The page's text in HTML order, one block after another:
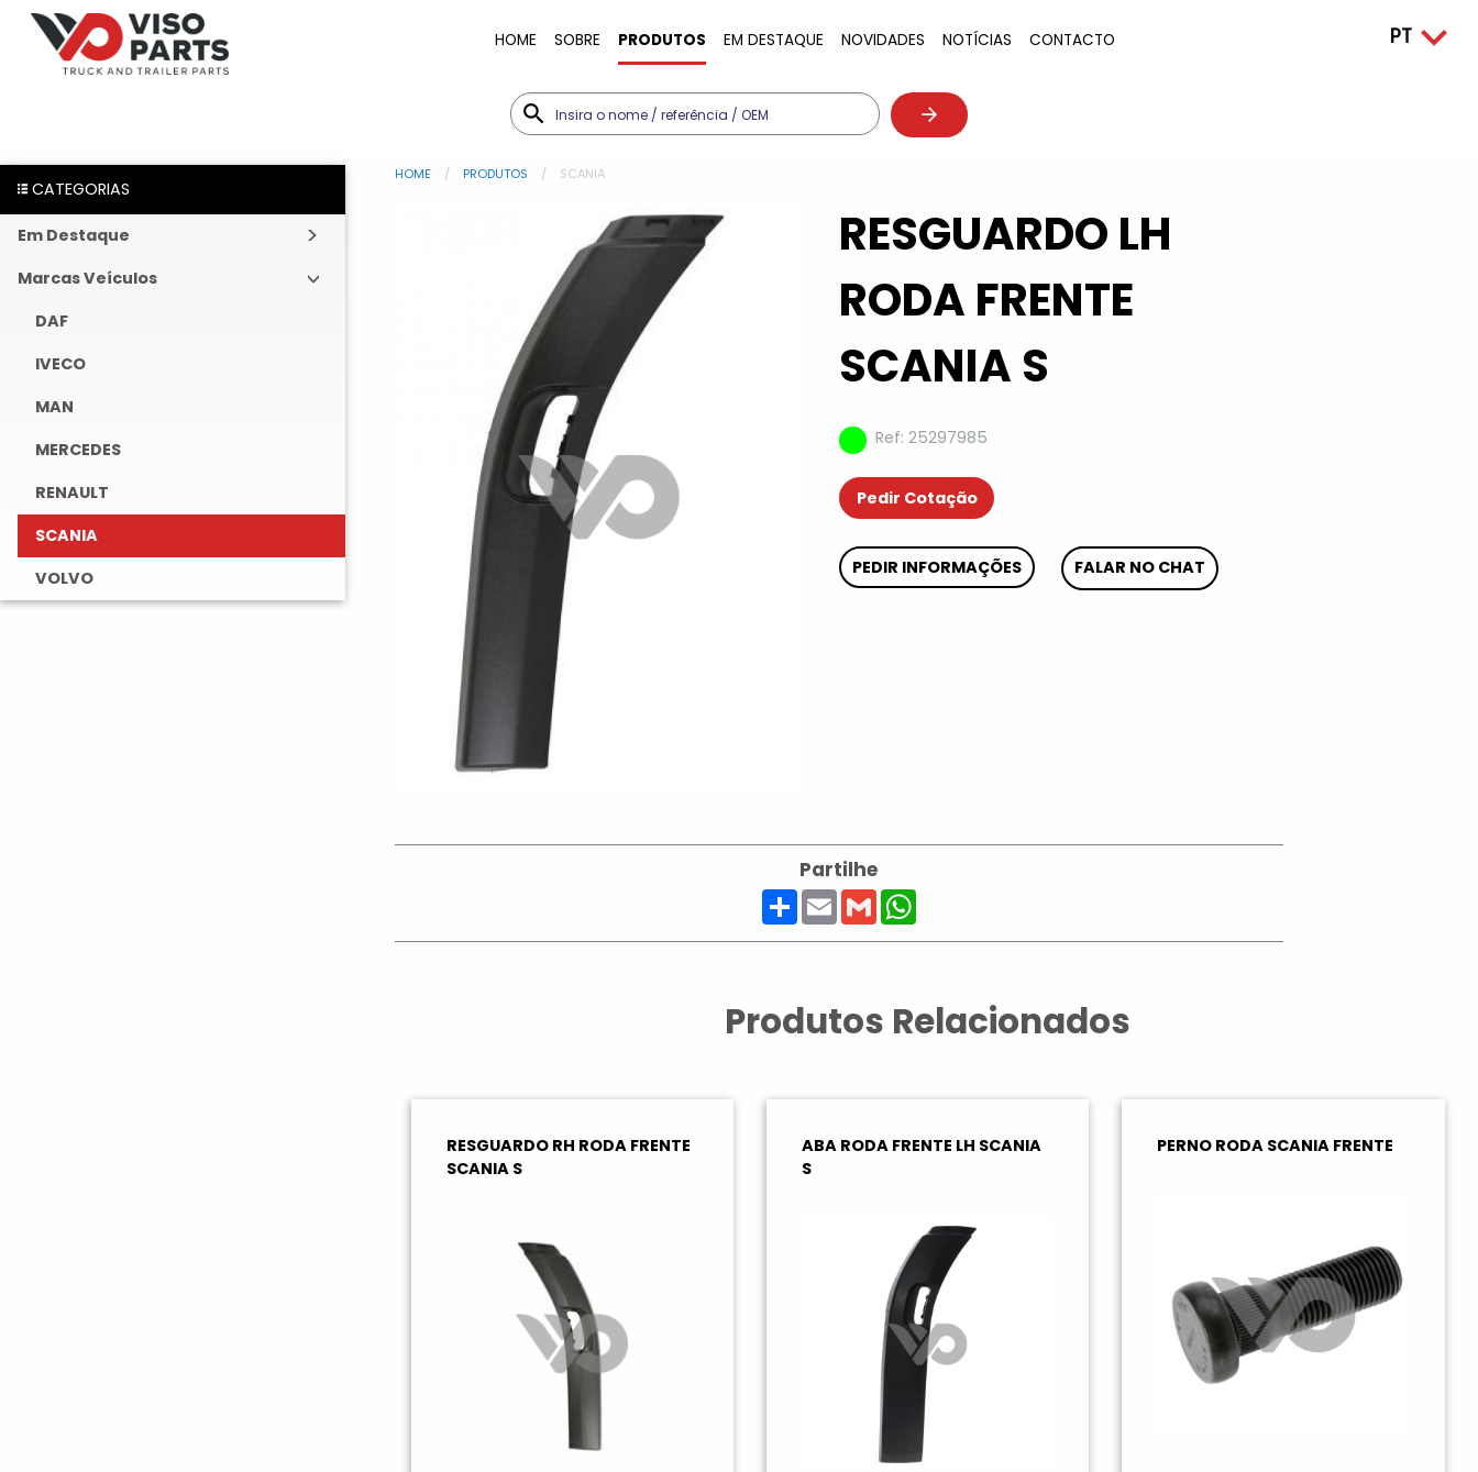
HOME SOBRE PRODUTOS EM DESTAQUE NOVIDADES NOTÍCIAS CONTACTO
CATEGORIAS
Em Destaque
Marcas Veículos
DAF
IVECO
MAN
MERCEDES
RENAULT
SCANIA
VOLVO
HOME PRODUTOS SCANIA
RESGUARDO LH
RODA FRENTE
SCANIA S
Ref: 25297985
Pedir Cotação
PEDIR INFORMAÇÕES FALAR NO CHAT
Partilhe
ShareEmailGmailWhatsApp
Produtos Relacionados
RESGUARDO RH RODA FRENTE
SCANIA S
ABA RODA FRENTE LH SCANIA
S
PERNO RODA SCANIA FRENTE